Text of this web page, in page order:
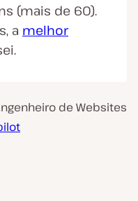
(mais de 60).
a melhor
de Websites